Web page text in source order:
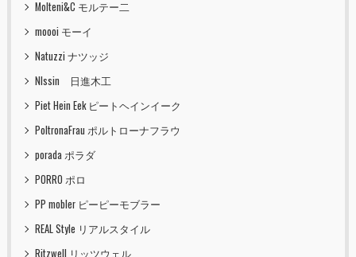
Molteni&C モルテー二
moooi モーイ
Natuzzi ナツッジ
NIssin 日進木工
Piet Hein Eek ピートヘインイーク
PoltronaFrau ポルトローナフラウ
porada ポラダ
PORRO ポロ
PP mobler ピーピーモブラー
REAL Style リアルスタイル
Ritzwell リッツウェル